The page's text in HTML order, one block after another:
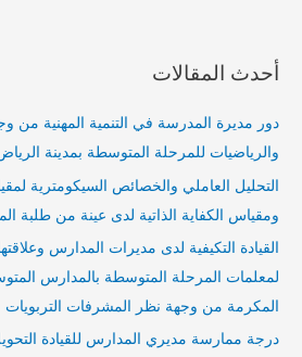
أحدث المقالات
دور مديرة المدرسة في التنمية المهنية من
والرياضيات للمرحلة المتوسطة بمدينة
التحليل العاملي والخصائص السيكومترية
ومقياس الكفاية الذاتية لدى عينة من طلبة
القيادة التكيفية لدى مديرات المدارس
لمعلمات المرحلة المتوسطة بالمدارس
المكرمة من وجهة نظر المشرفات التربويات
درجة ممارسة مديري المدارس للقيادة